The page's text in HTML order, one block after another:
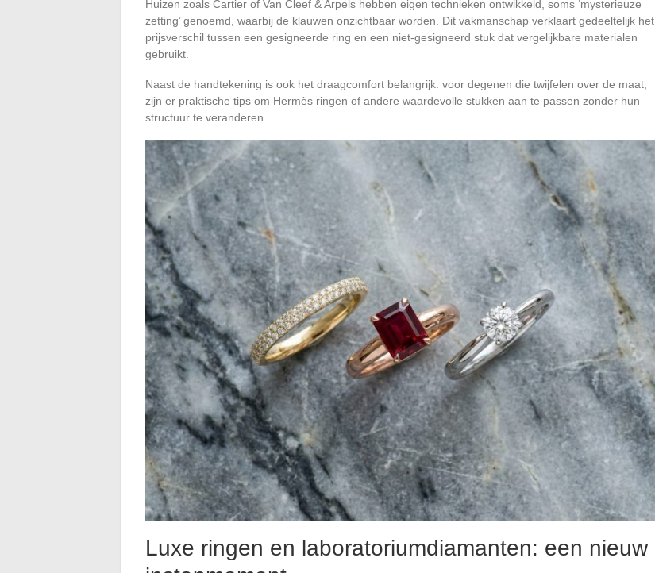
Huizen zoals Cartier of Van Cleef & Arpels hebben eigen technieken ontwikkeld, soms ‘mysterieuze
zetting’ genoemd, waarbij de klauwen onzichtbaar worden. Dit vakmanschap verklaart gedeeltelijk het
prijsverschil tussen een gesigneerde ring en een niet-gesigneerd stuk dat vergelijkbare materialen
gebruikt.
Naast de handtekening is ook het draagcomfort belangrijk: voor degenen die twijfelen over de maat,
zijn er praktische tips om Hermès ringen of andere waardevolle stukken aan te passen zonder hun
structuur te veranderen.
Luxe ringen en laboratoriumdiamanten: een nieuw